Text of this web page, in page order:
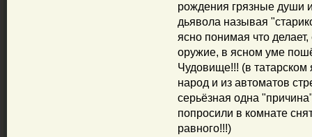
рождения грязные души
дьявола называя
ясно понимая что
оружие, в ясном уме
Чудовище!!! (в татарском
народ и из автоматов
серьёзная одна
попросили в комнате
равного!!!)